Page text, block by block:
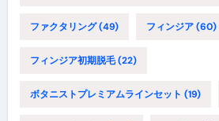
ファクタリング(49) フィンジア(60)
フィンジア初期脱毛(22)
ボタニストプレミアムラインセット (19)